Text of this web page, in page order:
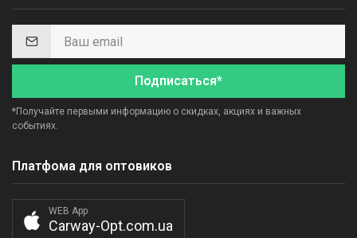
Подписаться*
*Получайте первыми информацию о скидках, акциях и важных
событиях.
Платфома для оптовиков
WEB App
Carway-Opt.com.ua